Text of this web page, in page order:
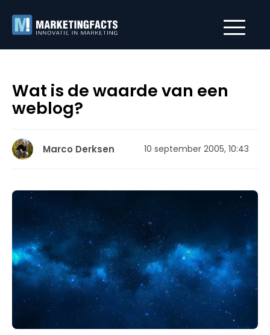
Wat is de waarde van een
weblog?
Marco Derksen 10 september 2005, 10:43